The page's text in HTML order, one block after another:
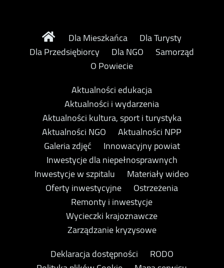
Dla Mieszkańca
Dla Turysty
Dla Przedsiębiorcy
Dla NGO
Samorząd
O Powiecie
Aktualności edukacja
Aktualności i wydarzenia
Aktualności kultura, sport i turystyka
Aktualności NGO
Aktualności NPP
Galeria zdjęć
Innowacyjny powiat
Inwestycje dla niepełnosprawnych
Inwestycje w szpitalu
Materiały wideo
Oferty inwestycyjne
Ostrzeżenia
Remonty i inwestycje
Wycieczki krajoznawcze
Zarządzanie kryzysowe
Deklaracja dostępności
RODO